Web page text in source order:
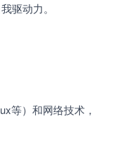
驱动力。
等）和网络技术，